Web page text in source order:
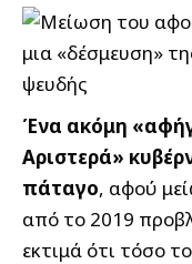
Ένα ακόμη
Αριστερά»
πάταγο, αφού
από το 2019
εκτιμά ότι τόσο